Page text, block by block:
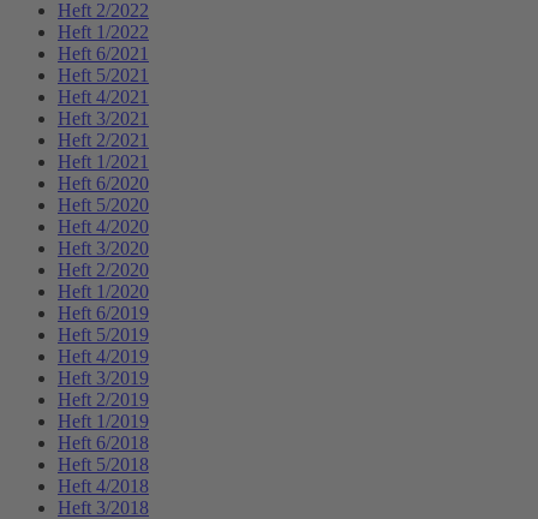
Heft 2/2022
Heft 1/2022
Heft 6/2021
Heft 5/2021
Heft 4/2021
Heft 3/2021
Heft 2/2021
Heft 1/2021
Heft 6/2020
Heft 5/2020
Heft 4/2020
Heft 3/2020
Heft 2/2020
Heft 1/2020
Heft 6/2019
Heft 5/2019
Heft 4/2019
Heft 3/2019
Heft 2/2019
Heft 1/2019
Heft 6/2018
Heft 5/2018
Heft 4/2018
Heft 3/2018